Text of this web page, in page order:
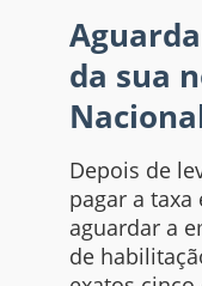
da sua
Depois de
pagar a taxa
aguardar a
de